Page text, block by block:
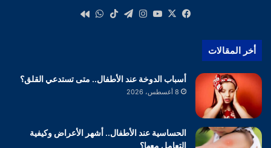
فيسبوك
‫X
‫YouTube
انستقرام
تيلقرام‫TikTokواتساب
أخر المقالات
أسباب الدوخة عند الأطفال.. متى تستدعي القلق؟
8 أغسطس، 2026
الحساسية عند الأطفال.. أشهر الأعراض وكيفية
التعامل معها؟